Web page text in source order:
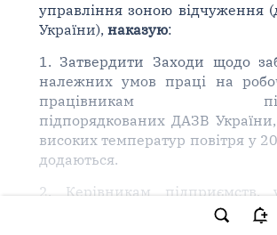
управління зоною відчуження
України), наказую:
1. Затвердити Заходи щодо
належних умов праці на
працівникам
підпорядкованих ДАЗВ України,
високих температур повітря у
додаються.
2. Керівникам підприємств,
організацій, підпорядкованих